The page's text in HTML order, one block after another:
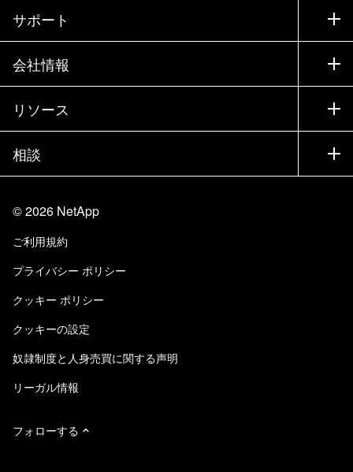
購入方法
営業チームへのお問い合わせ
パートナーを検索
エグゼクティブ ブリーフィング
製品A-Z
サポート
サポート
トレーニング
ドキュメント
ナレッジ ベース
コミュニティ
知識の習得
会社情報
会社情報
パートナー
採用情報
Trust Center
責任と持続可能性
品質に関する認定
NetApp Instaclustr
リソース
ニュースルーム
イベント
ブログ
カスタマー エクスペリエンス
ユーザ事例
相談
当サイトに関するフィードバック
アクセシビリティ
Eメールの登録
©2026 NetApp
ご利用規約
プライバシー ポリシー
クッキー ポリシー
クッキーの設定
奴隷制度と人身売買に関する声明
リーガル情報
フォローする